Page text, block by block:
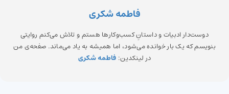
فاطمه شکری
دوست‌دار ادبیات و داستانِ کسب‌وکارها هستم و تلاش می‌کنم روایتی
بنویسم که یک بار خوانده می‌شود، اما همیشه به یاد می‌ماند. صفحه‌ی من
در لینکدین: فاطمه شکری